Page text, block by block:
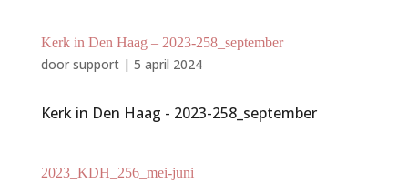
Kerk in Den Haag – 2023-258_september
door support| 5 april 2024
Kerk in Den Haag - 2023-258_september
2023_KDH_256_mei-juni